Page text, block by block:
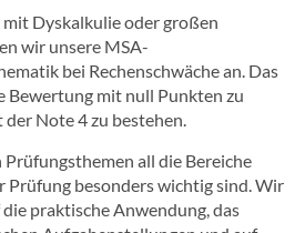
Dyskalkulie oder großen
wir unsere MSA-
bei Rechenschwäche an. Das
Bewertung mit null Punkten zu
Note 4 zu bestehen.
all die Bereiche
Prüfung besonders wichtig sind. Wir
praktische Anwendung, das